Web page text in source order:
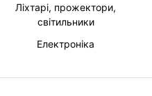
Ліхтарі, прожектори,
світильники
Електроніка